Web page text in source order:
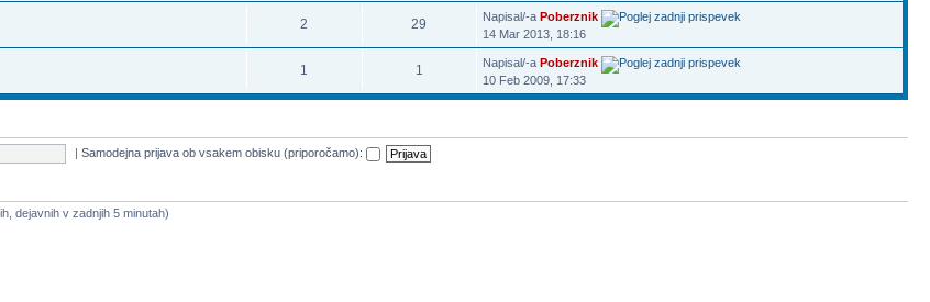
2 29 Napisal/-aPoberznik
14 Mar 2013, 18:16
1 1 Napisal/-aPoberznik
10 Feb 2009, 17:33
|Samodejna prijava ob vsakem obisku (priporočamo):
dejavnih v zadnjih 5 minutah)